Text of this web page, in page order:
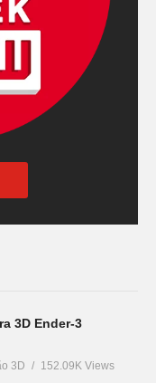
3D Ender-3
3D 152.09K Views